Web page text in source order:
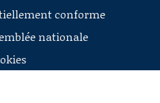
conforme
nationale